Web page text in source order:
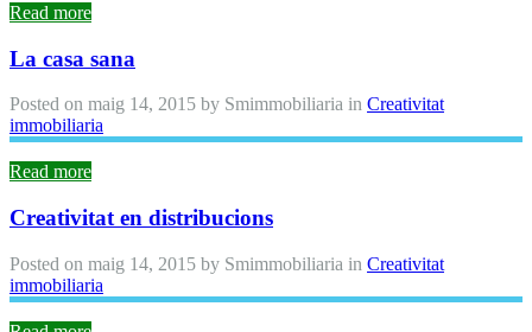
Read more
La casa sana
Posted on maig 14, 2015 by Smimmobiliaria in Creativitat
immobiliaria
Read more
Creativitat en distribucions
Posted on maig 14, 2015 by Smimmobiliaria in Creativitat
immobiliaria